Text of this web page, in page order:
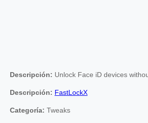
Descripción: Unlock Face iD devices
Descripción: FastLockX
Categoría: Tweaks